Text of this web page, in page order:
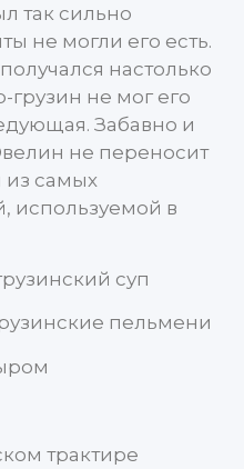
так сильно
не могли его есть.
настолько
грузин не мог его
Забавно и
не переносит
из самых
используемой в
суп
пельмени
трактире